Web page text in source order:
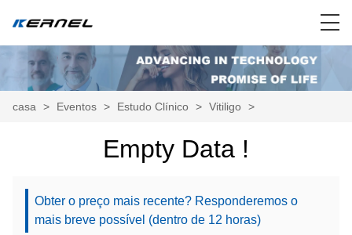
casa > Eventos > Estudo Clínico > Vitiligo >
Empty Data !
Obter o preço mais recente? Responderemos o
mais breve possível (dentro de 12 horas)